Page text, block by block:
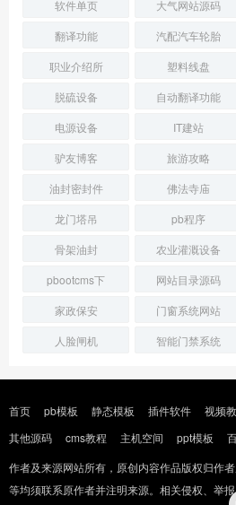
软件单页
大气网站源码
翻译功能
汽配汽车轮胎
职业介绍所
塑料线盘
脱硫设备
自动翻译功能
电源设备
IT建站
驴友博客
旅游攻略
油封密封件
佛法寺庙
龙门塔吊
pb程序
骨架油封
农业灌溉设备
pbootcms下
网站目录源码
家政保安
门窗系统网站
人脸闸机
智能门禁系统
首页 pb模板 静态模板 插件软件 视频
其他源码
cms教程 主机空间 ppt模板
作者及来源网站所有，原创内容作品版权归作
等均须联系原作者并注明来源。相关侵权、举